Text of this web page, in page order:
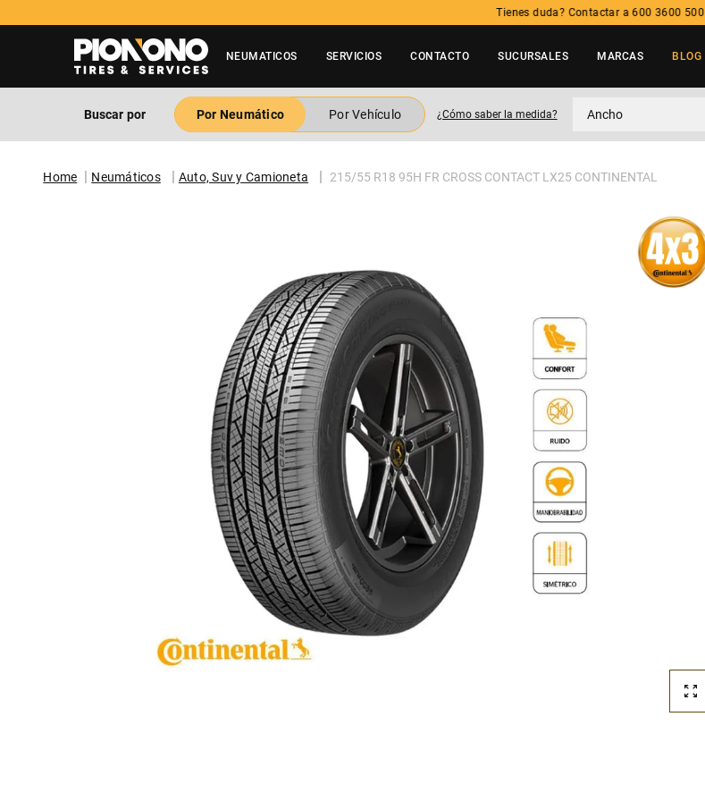
Tienes duda? Contactar a 600 3600 500
NEUMATICOS SERVICIOS CONTACTO SUCURSALES MARCAS BLOG
Buscar por Por Neumático Por Vehículo ¿Cómo saber la medida? Ancho
Neumáticos Auto, Suv y Camioneta 215/55 R18 95H FR CROSS CONTACT LX25 CONTINENTAL
TÉRMINOS MÁS BUSCADOS
. neumatico
3 195